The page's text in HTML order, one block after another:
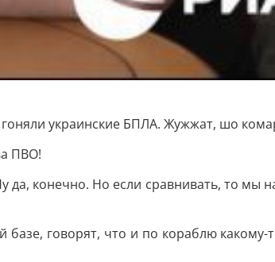
украинские БПЛА. Жужжат, шо
ПВО!
конечно. Но если сравнивать, то мы
говорят, что и по кораблю